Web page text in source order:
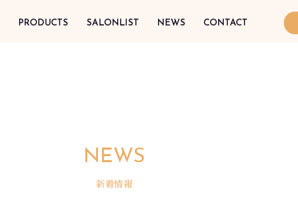
PRODUCTS SALONLIST NEWS CONTACT
NEWS
新着情報